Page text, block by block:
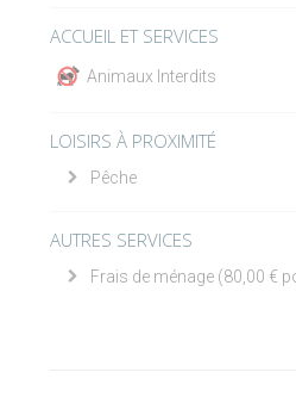
ACCUEIL ET SERVICES
Animaux Interdits
LOISIRS À PROXIMITÉ
Pêche
AUTRES SERVICES
Frais de ménage (80,00 €